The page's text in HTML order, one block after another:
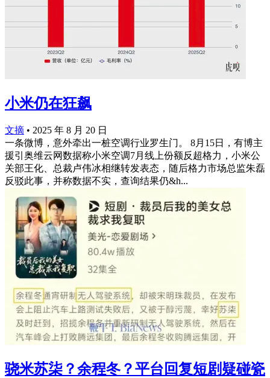
小米仍在狂飙
文摘 • 2025 年 8 月 20 日
一条微博，意外牵出一桩空调行业罗生门。 8月15日，有博主
援引奥维云网数据称小米空调7月线上份额反超格力，小米公
关部王化、总裁卢伟冰相继转发表态，随后格力市场总监朱磊
反驳此事，并称数据不实，查询结果仍&h...
骁米苏柒？余程冬？平台回复短剧疑碰瓷